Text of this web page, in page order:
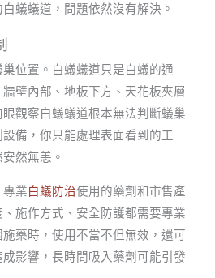
蟻蟻道，問題依然沒有解決。
位置。白蟻蟻道只是白蟻的通
壁內部、地板下方、天花板夾層
觀察白蟻蟻道根本無法判斷蟻巢
備，你只能處理表面看到的工
然無恙。
專業白蟻防治使用的藥劑和市售產
施作方式、安全防護都需要專業
藥時，使用不當不但無效，還可
影響，長時間吸入藥劑可能引發